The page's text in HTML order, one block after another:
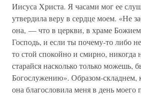
Иисуса Христа. Я часами мог ее
утвердила веру в сердце моем. «Не
она, — что в церкви, в храме
Господь, и если ты почему-то либо
то стой спокойно и смирно, никогда
старайся насколько только можешь,
Богослужению». Образом-
она благословила меня в день моего